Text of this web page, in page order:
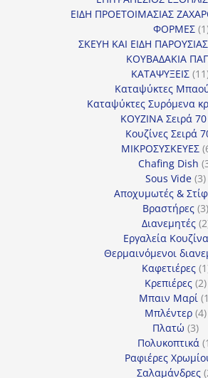
ΕΙΔΗ ΠΡΟΕΤΟΙΜΑΣΙΑΣ
ΦΟΡΜΕΣ 1
ΣΚΕΥΗ ΚΑΙ ΕΙΔΗ
ΚΟΥΒΑΔΑΚΙΑ
ΚΑΤΑΨΥΞΕΙΣ 11
Καταψύκτες
Καταψύκτες Συρόμενα
ΚΟΥΖΙΝΑ Σειρά 70
Κουζίνες Σειρά
ΜΙΚΡΟΣΥΣΚΕΥΕΣ
Chafing Dish
Sous Vide 33
Αποχυμωτές &
Βραστήρες 33
Διανεμητές 2
Εργαλεία
Θερμαινόμενοι
Καφετιέρες 1
Κρεπιέρες 22
Μπαιν Μαρί 1
Μπλέντερ 44
Πλατώ 33
Πολυκοπτικά 1
Ραφιέρες
Σαλαμάνδρες